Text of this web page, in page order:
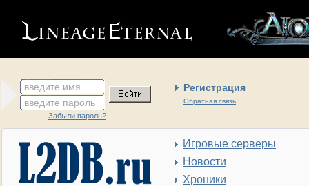
введите имя Регистрация
Обратная связь
введите пароль
Забыли пароль?
Игровые серверы
Новости
Хроники